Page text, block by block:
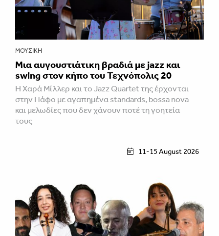
ΜΟΥΣΙΚΉ
Μια αυγουστιάτικη βραδιά με jazz και
swing στον κήπο του Τεχνόπολις 20
Η Χαρά Μίλλερ και το Jazz Quartet της έρχονται
στην Πάφο με αγαπημένα standards, bossa nova
και μελωδίες που δεν χάνουν ποτέ τη γοητεία
τους
11-15 August 2026